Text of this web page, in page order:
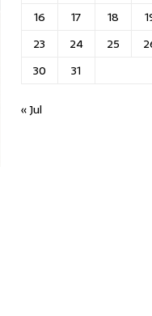
16
17 18
23
24 25
30
31
« Jul